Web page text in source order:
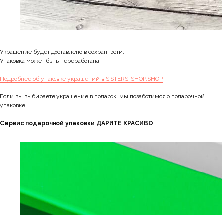
Украшение будет доставлено в сохранности.
Упаковка может быть переработана
Подробнее об упаковке украшений в SISTERS-SHOP.SHOP
Если вы выбираете украшение в подарок, мы позаботимся о подарочной
упаковке
Сервис подарочной упаковки ДАРИТЕ КРАСИВО